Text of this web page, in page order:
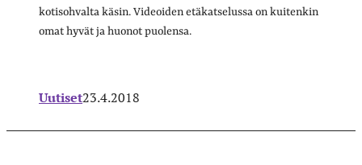
kotisohvalta käsin. Videoiden etäkatselussa on kuitenkin
omat hyvät ja huonot puolensa.
Uutiset23.4.2018